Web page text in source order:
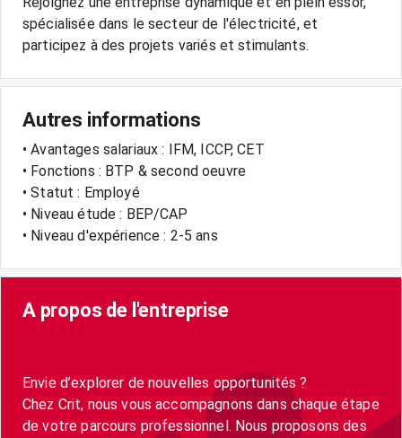
spécialisée dans le secteur de l'électricité, et
Autres informations
• Avantages salariaux : IFM, ICCP, CET
• Fonctions : BTP & second oeuvre
• Statut : Employé
• Niveau étude : BEP/CAP
• Niveau d'expérience : 2-5 ans
A propos de l'entreprise
Envie d’explorer de nouvelles opportunités ?
Chez Crit, nous vous accompagnons dans chaque étape
de votre parcours professionnel. Nous proposons des